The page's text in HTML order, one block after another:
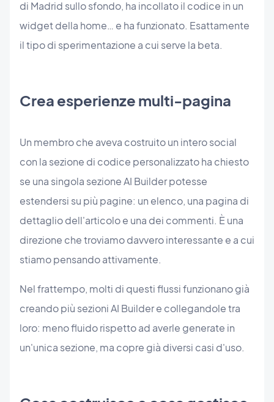
di Madrid sullo sfondo, ha incollato il codice in un
widget della home… e ha funzionato. Esattamente
il tipo di sperimentazione a cui serve la beta.
Crea esperienze multi-pagina
Un membro che aveva costruito un intero social
con la sezione di codice personalizzato ha chiesto
se una singola sezione AI Builder potesse
estendersi su più pagine: un elenco, una pagina di
dettaglio dell'articolo e una dei commenti. È una
direzione che troviamo davvero interessante e a cui
stiamo pensando attivamente.
Nel frattempo, molti di questi flussi funzionano già
creando più sezioni AI Builder e collegandole tra
loro: meno fluido rispetto ad averle generate in
un'unica sezione, ma copre già diversi casi d'uso.